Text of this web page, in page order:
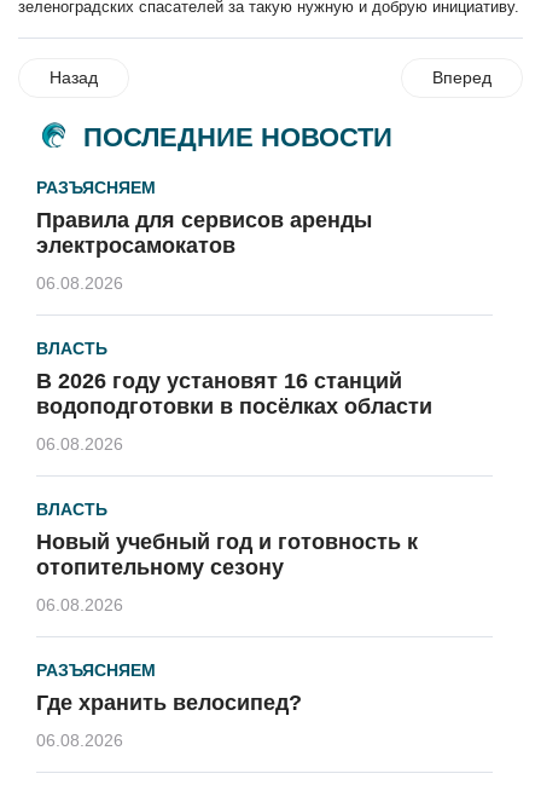
зеленоградских спасателей за такую нужную и добрую инициативу.
Назад Вперед
ПОСЛЕДНИЕ НОВОСТИ
РАЗЪЯСНЯЕМ
Правила для сервисов аренды
электросамокатов
06.08.2026
ВЛАСТЬ
В 2026 году установят 16 станций
водоподготовки в посёлках области
06.08.2026
ВЛАСТЬ
Новый учебный год и готовность к
отопительному сезону
06.08.2026
РАЗЪЯСНЯЕМ
Где хранить велосипед?
06.08.2026